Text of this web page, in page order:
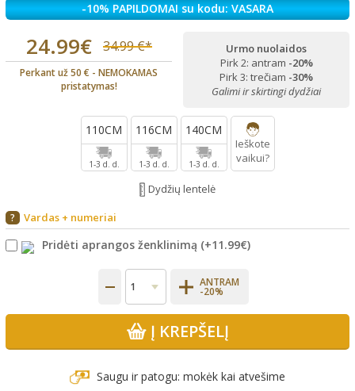
-10% PAPILDOMAI su kodu: VASARA
24.99€ 34.99 €*
Perkant už 50 € - NEMOKAMAS
pristatymas!
Urmo nuolaidos
Pirk 2: antram -20%
Pirk 3: trečiam -30%
Galimi ir skirtingi dydžiai
110CM
1-3 d. d.
116CM
1-3 d. d.
140CM
1-3 d. d.
Ieškote
vaikui?
Dydžių lentelė
? Vardas + numeriai
Pridėti aprangos ženklinimą (+11.99€)
ANTRAM
-20%
Į KREPŠELĮ
Saugu ir patogu: mokėk kai atvešime